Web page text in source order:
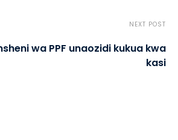
NEXT POST
wa PPF unaozidi kukua kwa
kasi